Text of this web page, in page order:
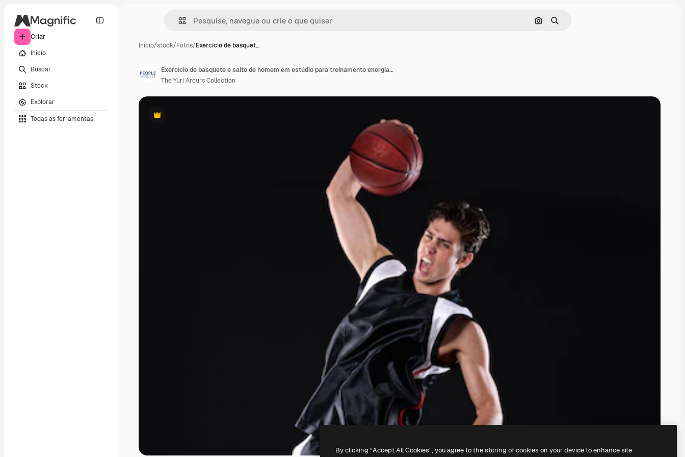
Criar
Início
Buscar
Stock
Explorar
Todas as ferramentas
Pesquisar por imagem
Buscar
Início/stock/Fotos/Exercício de basquet…
Premium
Exercício de basquete e salto de homem em estúdio para treinamento energia e aptidão corporal saudável isolados em fundo preto Jogador de esportes e atleta atirando bola ou competição dunk e espaço de maquete
The Yuri Arcurs Collection
By clicking “Accept All Cookies”, you agree to the storing of cookies on your device to enhance site